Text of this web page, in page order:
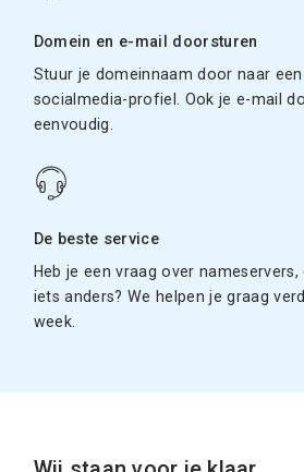
Domein en e-mail doorsturen
Stuur je domeinnaam door naar
socialmedia-profiel. Ook je e-mail
eenvoudig.
De beste service
Heb je een vraag over
iets anders? We helpen je graag
week.